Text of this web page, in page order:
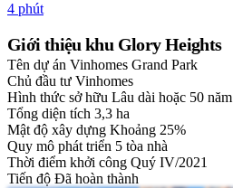
4 phút
Giới thiệu khu Glory Heights
Tên dự án Vinhomes Grand Park
Chủ đầu tư Vinhomes
Hình thức sở hữu Lâu dài hoặc 50 năm
Tổng diện tích 3,3 ha
Mật độ xây dựng Khoảng 25%
Quy mô phát triển 5 tòa nhà
Thời điểm khởi công Quý IV/2021
Tiến độ Đã hoàn thành